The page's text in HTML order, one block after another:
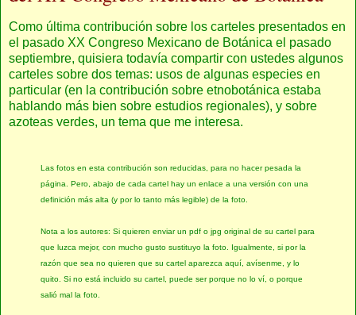
Como última contribución sobre los carteles presentados en
el pasado XX Congreso Mexicano de Botánica el pasado
septiembre, quisiera todavía compartir con ustedes algunos
carteles sobre dos temas: usos de algunas especies en
particular (en la contribución sobre etnobotánica estaba
hablando más bien sobre estudios regionales), y sobre
azoteas verdes, un tema que me interesa.
Las fotos en esta contribución son reducidas, para no hacer pesada la
página. Pero, abajo de cada cartel hay un enlace a una versión con una
definición más alta (y por lo tanto más legible) de la foto.
Nota a los autores: Si quieren enviar un pdf o jpg original de su cartel para
que luzca mejor, con mucho gusto sustituyo la foto. Igualmente, si por la
razón que sea no quieren que su cartel aparezca aquí, avísenme, y lo
quito. Si no está incluido su cartel, puede ser porque no lo ví, o porque
salió mal la foto.